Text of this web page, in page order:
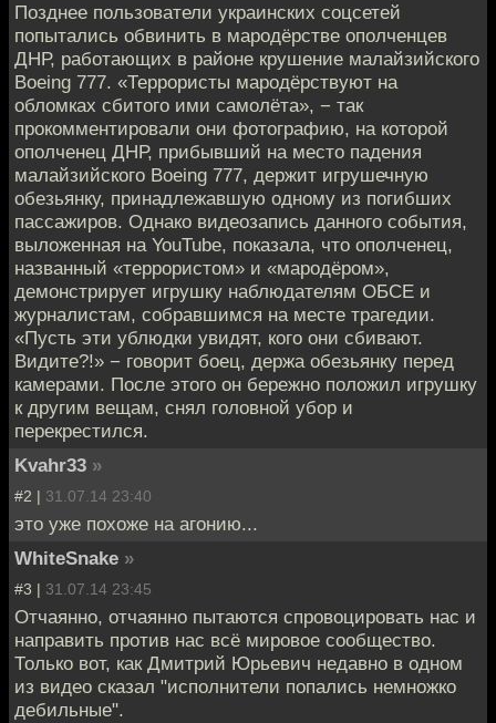
Позднее пользователи украинских соцсетей
попытались обвинить в мародёрстве ополченцев
ДНР, работающих в районе крушение малайзийского
Boeing 777. «Террористы мародёрствуют на
обломках сбитого ими самолёта», − так
прокомментировали они фотографию, на которой
ополченец ДНР, прибывший на место падения
малайзийского Boeing 777, держит игрушечную
обезьянку, принадлежавшую одному из погибших
пассажиров. Однако видеозапись данного события,
выложенная на YouTube, показала, что ополченец,
названный «террористом» и «мародёром»,
демонстрирует игрушку наблюдателям ОБСЕ и
журналистам, собравшимся на месте трагедии.
«Пусть эти ублюдки увидят, кого они сбивают.
Видите?!» − говорит боец, держа обезьянку перед
камерами. После этого он бережно положил игрушку
к другим вещам, снял головной убор и
перекрестился.
Kvahr33 »
#2 | 31.07.14 23:40
это уже похоже на агонию...
WhiteSnake »
#3 | 31.07.14 23:45
Отчаянно, отчаянно пытаются спровоцировать нас и
направить против нас всё мировое сообщество.
Только вот, как Дмитрий Юрьевич недавно в одном
из видео сказал "исполнители попались немножко
дебильные".